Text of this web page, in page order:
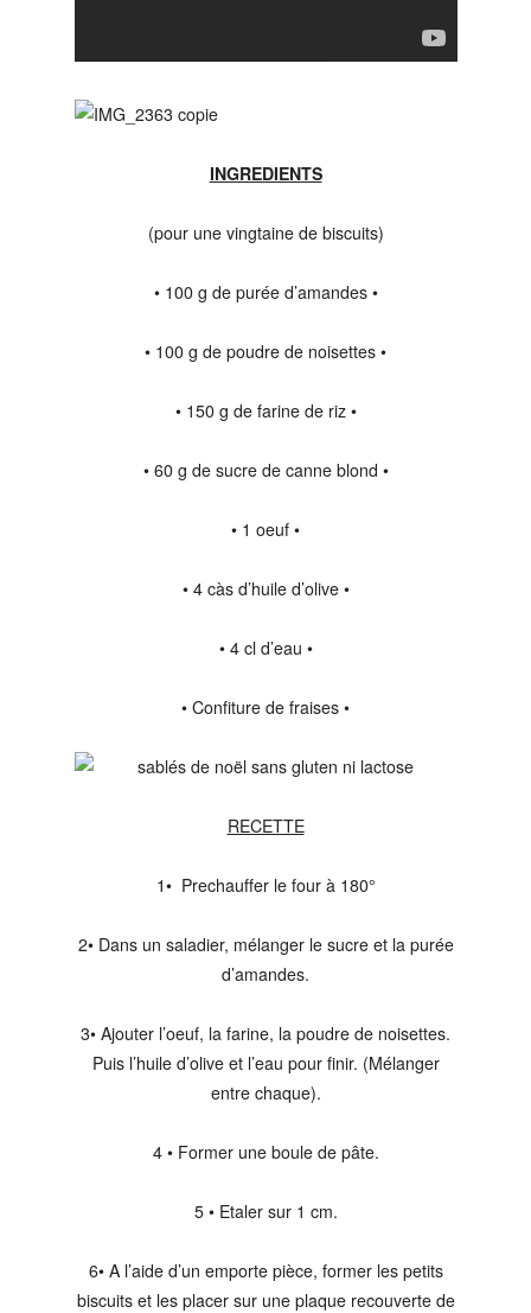
INGREDIENTS
(pour une vingtaine de biscuits)
• 100 g de purée d’amandes •
• 100 g de poudre de noisettes •
• 150 g de farine de riz •
• 60 g de sucre de canne blond •
• 1 oeuf •
• 4 càs d’huile d’olive •
• 4 cl d’eau •
• Confiture de fraises •
RECETTE
1• Prechauffer le four à 180°
2• Dans un saladier, mélanger le sucre et la purée
d’amandes.
3• Ajouter l’oeuf, la farine, la poudre de noisettes.
Puis l’huile d’olive et l’eau pour finir. (Mélanger
entre chaque).
4 • Former une boule de pâte.
5 • Etaler sur 1 cm.
6• A l’aide d’un emporte pièce, former les petits
biscuits et les placer sur une plaque recouverte de